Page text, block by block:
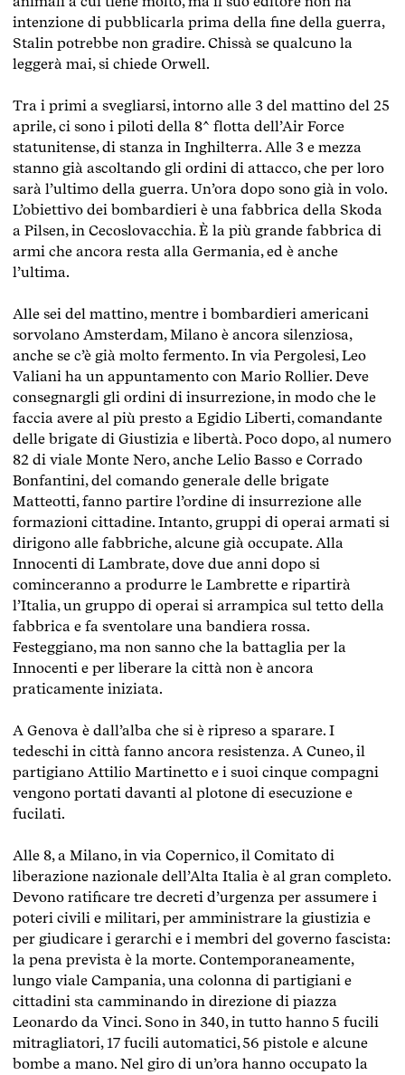
intenzione di pubblicarla prima della fine della guerra,
Stalin potrebbe non gradire. Chissà se qualcuno la
leggerà mai, si chiede Orwell.
Tra i primi a svegliarsi, intorno alle 3 del mattino del 25
aprile, ci sono i piloti della 8^ flotta dell’Air Force
statunitense, di stanza in Inghilterra. Alle 3 e mezza
stanno già ascoltando gli ordini di attacco, che per loro
sarà l’ultimo della guerra. Un’ora dopo sono già in volo.
L’obiettivo dei bombardieri è una fabbrica della Skoda
a Pilsen, in Cecoslovacchia. È la più grande fabbrica di
armi che ancora resta alla Germania, ed è anche
l’ultima.
Alle sei del mattino, mentre i bombardieri americani
sorvolano Amsterdam, Milano è ancora silenziosa,
anche se c’è già molto fermento. In via Pergolesi, Leo
Valiani ha un appuntamento con Mario Rollier. Deve
consegnargli gli ordini di insurrezione, in modo che le
faccia avere al più presto a Egidio Liberti, comandante
delle brigate di Giustizia e libertà. Poco dopo, al numero
82 di viale Monte Nero, anche Lelio Basso e Corrado
Bonfantini, del comando generale delle brigate
Matteotti, fanno partire l’ordine di insurrezione alle
formazioni cittadine. Intanto, gruppi di operai armati si
dirigono alle fabbriche, alcune già occupate. Alla
Innocenti di Lambrate, dove due anni dopo si
cominceranno a produrre le Lambrette e ripartirà
l’Italia, un gruppo di operai si arrampica sul tetto della
fabbrica e fa sventolare una bandiera rossa.
Festeggiano, ma non sanno che la battaglia per la
Innocenti e per liberare la città non è ancora
praticamente iniziata.
A Genova è dall’alba che si è ripreso a sparare. I
tedeschi in città fanno ancora resistenza. A Cuneo, il
partigiano Attilio Martinetto e i suoi cinque compagni
vengono portati davanti al plotone di esecuzione e
fucilati.
Alle 8, a Milano, in via Copernico, il Comitato di
liberazione nazionale dell’Alta Italia è al gran completo.
Devono ratificare tre decreti d’urgenza per assumere i
poteri civili e militari, per amministrare la giustizia e
per giudicare i gerarchi e i membri del governo fascista:
la pena prevista è la morte. Contemporaneamente,
lungo viale Campania, una colonna di partigiani e
cittadini sta camminando in direzione di piazza
Leonardo da Vinci. Sono in 340, in tutto hanno 5 fucili
mitragliatori, 17 fucili automatici, 56 pistole e alcune
bombe a mano. Nel giro di un’ora hanno occupato la